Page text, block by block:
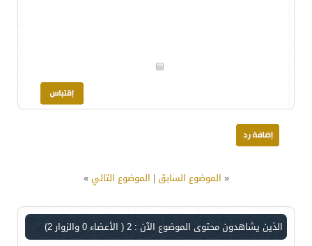
« الموضوع السابق| الموضوع التالي»
الذين يشاهدون محتوى الموضوع الآن : 2 ( الأعضاء 0 والزوار 2)